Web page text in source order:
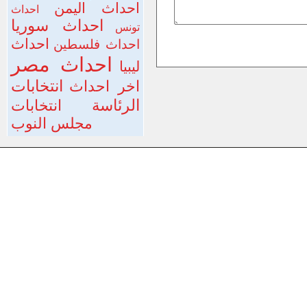
احداث اليمن
احداث
تونس
احداث سوريا
احداث فلسطين
احداث
ليبيا
احداث مصر
اخر احداث انتخابات
الرئاسة
انتخابات
مجلس النوب